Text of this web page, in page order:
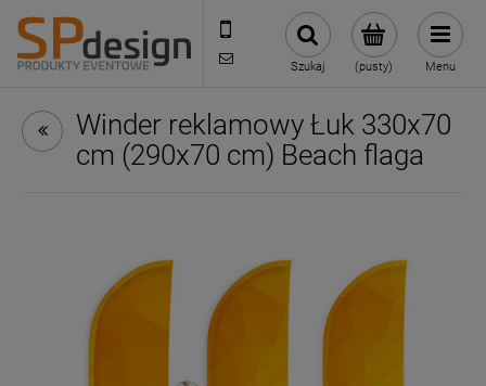
221002030
sklep@reklamydrukarnia.pl
(pusty)
Szukaj Menu
Winder reklamowy Łuk 330x70
cm (290x70 cm) Beach flaga